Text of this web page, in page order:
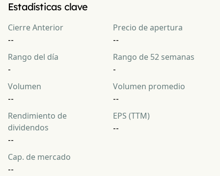
Estadísticas clave
Cierre Anterior
--
Precio de apertura
--
Rango del día
-
Rango de 52 semanas
-
Volumen
--
Volumen promedio
--
Rendimiento de
dividendos
--
EPS (TTM)
--
Cap. de mercado
--